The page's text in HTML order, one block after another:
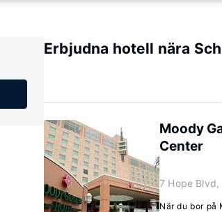
Erbjudna hotell nära
Moody
Center
7 Hope Blvd,
När du bor på